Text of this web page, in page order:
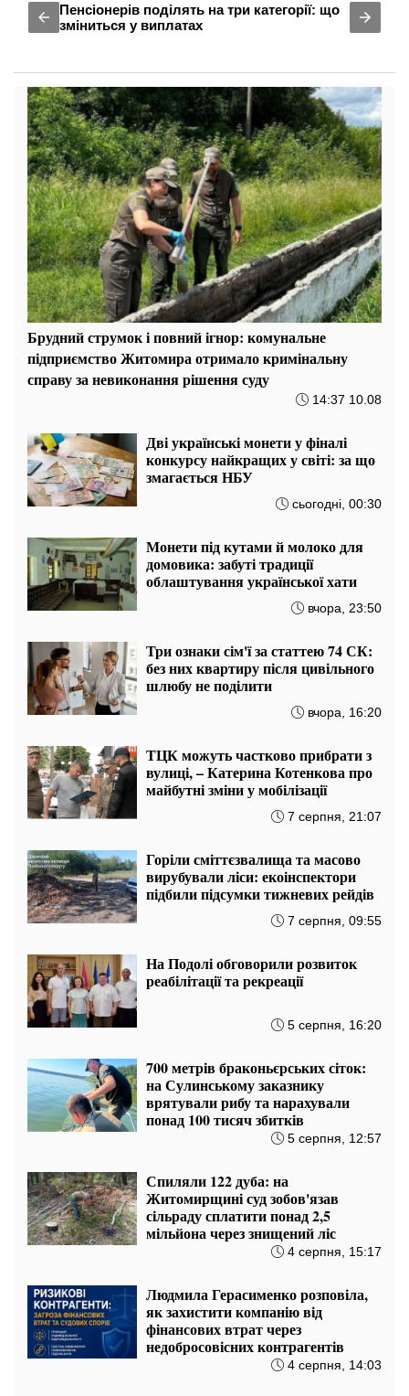
Пенсіонерів поділять на три категорії: що
зміниться у виплатах
Брудний струмок і повний ігнор: комунальне
підприємство Житомира отримало кримінальну
справу за невиконання рішення суду
14:37 10.08
Дві українські монети у фіналі
конкурсу найкращих у світі: за що
змагається НБУ
сьогодні, 00:30
Монети під кутами й молоко для
домовика: забуті традиції
облаштування української хати
вчора, 23:50
Три ознаки сім'ї за статтею 74 СК:
без них квартиру після цивільного
шлюбу не поділити
вчора, 16:20
ТЦК можуть частково прибрати з
вулиці, – Катерина Котенкова про
майбутні зміни у мобілізації
7 серпня, 21:07
Горіли сміттєзвалища та масово
вирубували ліси: екоінспектори
підбили підсумки тижневих рейдів
7 серпня, 09:55
На Подолі обговорили розвиток
реабілітації та рекреації
5 серпня, 16:20
700 метрів браконьєрських сіток:
на Сулинському заказнику
врятували рибу та нарахували
понад 100 тисяч збитків
5 серпня, 12:57
Спиляли 122 дуба: на
Житомирщині суд зобов'язав
сільраду сплатити понад 2,5
мільйона через знищений ліс
4 серпня, 15:17
Людмила Герасименко розповіла,
як захистити компанію від
фінансових втрат через
недобросовісних контрагентів
4 серпня, 14:03